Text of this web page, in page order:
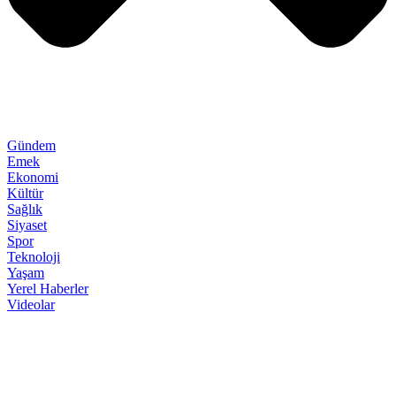
Gündem
Emek
Ekonomi
Kültür
Sağlık
Siyaset
Spor
Teknoloji
Yaşam
Yerel Haberler
Videolar